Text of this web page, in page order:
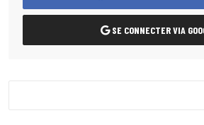
SE CONNECTER VIA